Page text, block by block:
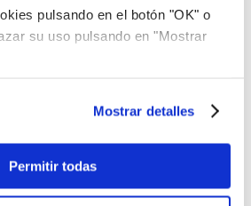
pulsando en el botón "OK" o
su uso pulsando en "Mostrar
Mostrar detalles
Permitir todas
una hipoteca fija, variable
, verás la cuota exacta que
unahipoteca variable, la
ya que en la vida real
o baje el euríbor. Con